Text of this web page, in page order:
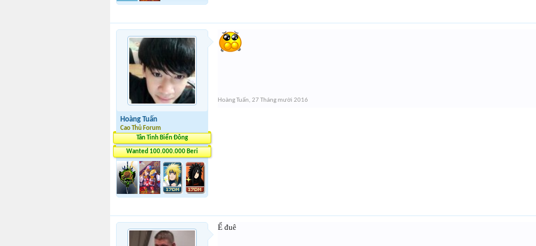
Hoàng Tuấn
Cao Thủ Forum
Tân Tinh Biển Đông
Wanted 100.000.000 Beri
Hoàng Tuấn, 27 Tháng mười 2016
Ế đuê